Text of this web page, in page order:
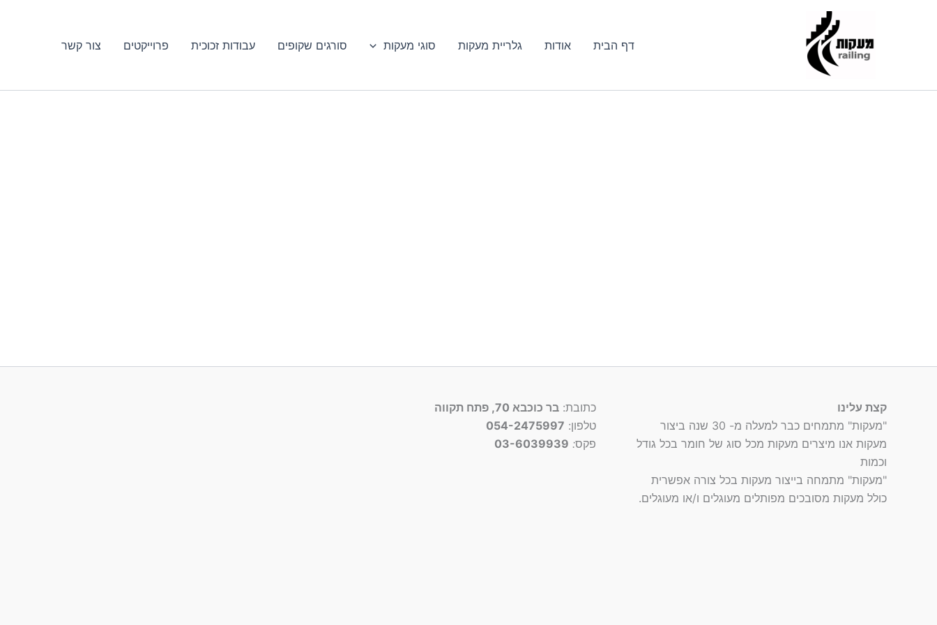
דף הבית
אודות גלריית מעקות סוגי מעקות סורגים שקופים עבודות זכוכית פרוייקטים צור קשר
קצת עלינו
"מעקות" מתמחים כבר למעלה מ- 30 שנה ביצור
מעקות אנו מיצרים מעקות מכל סוג של חומר בכל גודל
וכמות
"מעקות" מתמחה בייצור מעקות בכל צורה אפשרית
כולל מעקות מסובכים מפותלים מעוגלים ו/או מעוגלים.
כתובת: בר כוכבא 70, פתח תקווה
טלפון: 054-2475997
פקס:
03-6039939